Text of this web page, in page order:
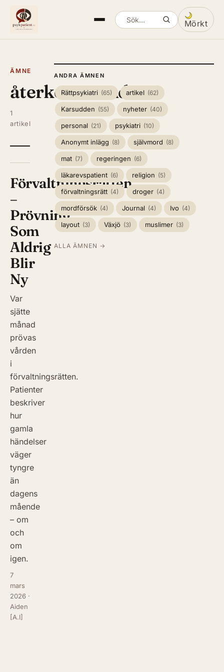
Sök artiklar Mörkt
Växla
ÄMNE
återkommande
1
artikel
Förvaltningsrätten
–
Prövning
Som
Aldrig
Blir
Ny
Var
sjätte
månad
prövas
vården
i
förvaltningsrätten.
Patienter
beskriver
hur
gamla
händelser
väger
tyngre
än
dagens
mående
– om
och
om
igen.
7
mars
2026 ·
Aiden
[A.I]
ANDRA ÄMNEN
Rättpsykiatri (65) artikel (62)
Karsudden (55) nyheter (40)
personal (21) psykiatri (10)
Anonymt inlägg (8) självmord (8)
mat (7) regeringen (6)
läkarevspatient (6) religion (5)
förvaltningsrätt (4) droger (4)
mordförsök (4) Journal (4) Ivo (4)
layout (3) Växjö (3) muslimer (3)
ALLA ÄMNEN →